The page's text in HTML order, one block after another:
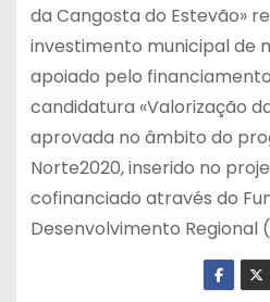
da Cangosta do Estevão»
investimento municipal de
apoiado pelo
candidatura «Valorização
aprovada no âmbito do
Norte2020, inserido no
cofinanciado através do
Desenvolvimento Regional